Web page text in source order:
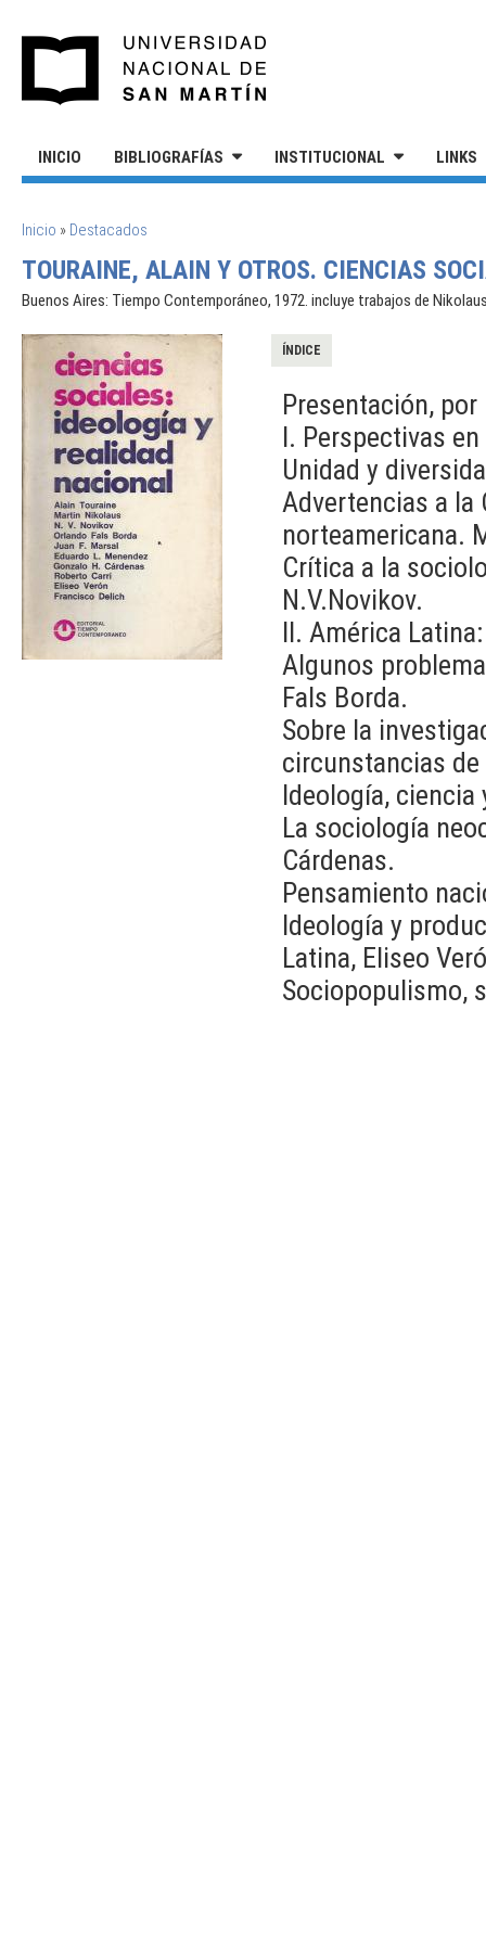
INICIO BIBLIOGRAFÍAS INSTITUCIONAL LINKS
SE ENCUENTRA USTED AQUÍ
Inicio » Destacados
TOURAINE, ALAIN Y OTROS. CIENCIAS
Buenos Aires: Tiempo Contemporáneo, 1972. incluye trabajos de
ÍNDICE
Presentación,
I. Perspectivas
Unidad y
Advertencias a la
norteamericana.
Crítica a la
N.V.Novikov.
II. América
Algunos
Fals Borda.
Sobre la
circunstancias
Ideología,
La sociología
Cárdenas.
Pensamiento
Ideología y
Latina, Eliseo
Sociopopulismo,